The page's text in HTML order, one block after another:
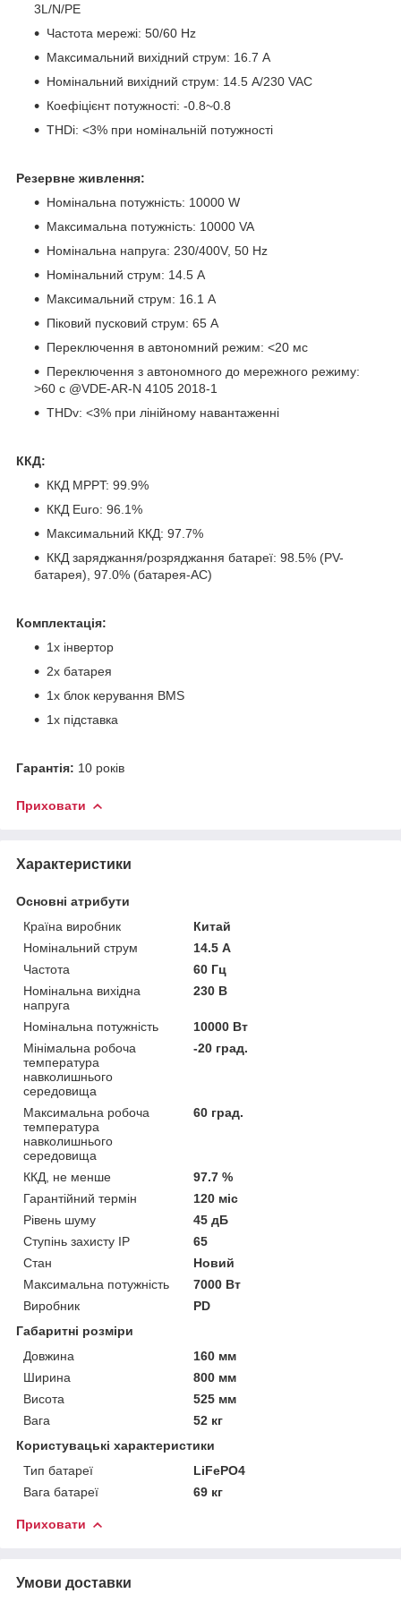
3L/N/PE
Частота мережі: 50/60 Hz
Максимальний вихідний струм: 16.7 A
Номінальний вихідний струм: 14.5 A/230 VAC
Коефіцієнт потужності: -0.8~0.8
THDi: <3% при номінальній потужності
Резервне живлення:
Номінальна потужність: 10000 W
Максимальна потужність: 10000 VA
Номінальна напруга: 230/400V, 50 Hz
Номінальний струм: 14.5 A
Максимальний струм: 16.1 A
Піковий пусковий струм: 65 A
Переключення в автономний режим: <20 мс
Переключення з автономного до мережного режиму:
>60 c @VDE-AR-N 4105 2018-1
THDv: <3% при лінійному навантаженні
ККД:
ККД MPPT: 99.9%
ККД Euro: 96.1%
Максимальний ККД: 97.7%
ККД заряджання/розряджання батареї: 98.5% (PV-
батарея), 97.0% (батарея-AC)
Комплектація:
1х інвертор
2х батарея
1х блок керування BMS
1х підставка
Гарантія: 10 років
Приховати
Характеристики
Основні атрибути
Країна виробник
Китай
Номінальний струм
14.5 А
Частота
60 Гц
Номінальна вихідна
напруга
230 В
Номінальна потужність
10000 Вт
Мінімальна робоча
температура
навколишнього
середовища
-20 град.
Максимальна робоча
температура
навколишнього
середовища
60 град.
ККД, не менше
97.7 %
Гарантійний термін
120 міс
Рівень шуму
45 дБ
Ступінь захисту IP
65
Стан
Новий
Максимальна потужність
7000 Вт
Виробник
PD
Габаритні розміри
Довжина
160 мм
Ширина
800 мм
Висота
525 мм
Вага
52 кг
Користувацькі характеристики
Тип батареї
LiFePO4
Вага батареї
69 кг
Приховати
Умови доставки